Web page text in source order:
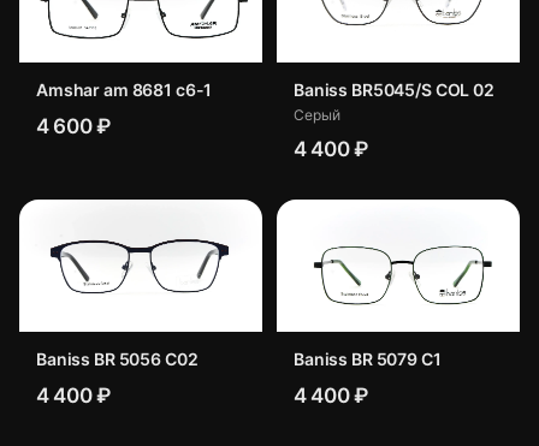
Amshar am 8681 c6-1
4 600 ₽
Baniss BR5045/S COL 02
Серый
4 400 ₽
Baniss BR 5056 C02
4 400 ₽
Baniss BR 5079 C1
4 400 ₽